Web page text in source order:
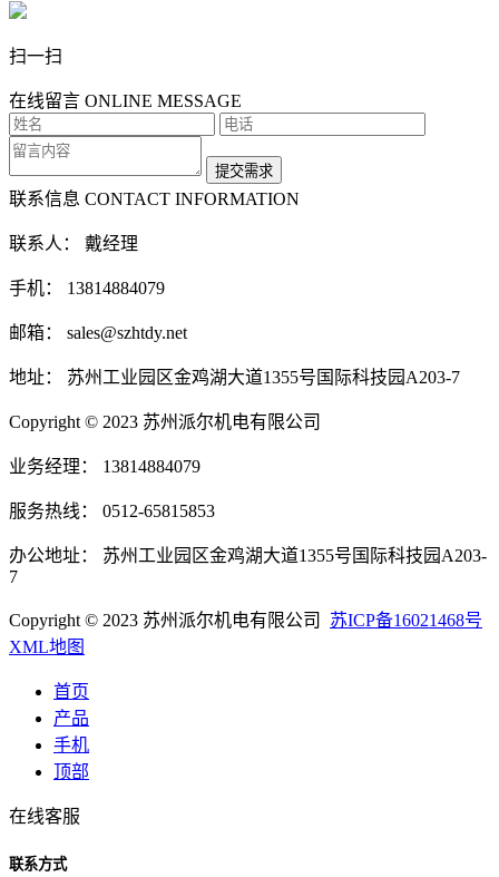
扫一扫
在线留言 ONLINE MESSAGE
联系信息 CONTACT INFORMATION
联系人： 戴经理
手机： 13814884079
邮箱： sales@szhtdy.net
地址： 苏州工业园区金鸡湖大道1355号国际科技园A203-7
Copyright © 2023 苏州派尔机电有限公司
业务经理： 13814884079
服务热线： 0512-65815853
办公地址： 苏州工业园区金鸡湖大道1355号国际科技园A203-
7
Copyright © 2023 苏州派尔机电有限公司 苏ICP备16021468号
XML地图
首页
产品
手机
顶部
在线客服
联系方式